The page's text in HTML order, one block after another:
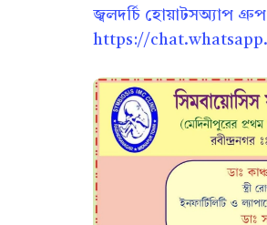
জ্বলদর্চি হোয়াটসঅ্যাপ গ্রুপ
https://